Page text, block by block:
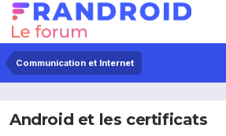
Communication et Internet
Android et les certificats